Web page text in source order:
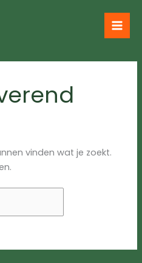
vinden wat je zoekt.